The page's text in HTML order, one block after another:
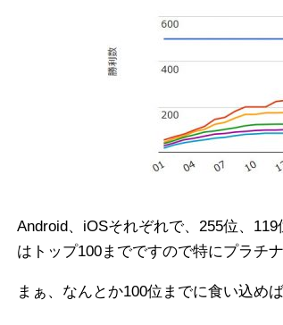
Android、iOSそれぞれで、255位、
はトップ100までですので特にプラチ
まぁ、なんとか100位までに食い込め